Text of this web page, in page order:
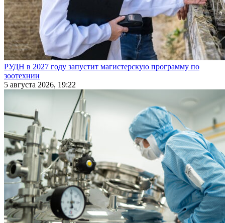
РУДН в 2027 году запустит магистерскую программу по
зоотехнии
5 августа 2026, 19:22